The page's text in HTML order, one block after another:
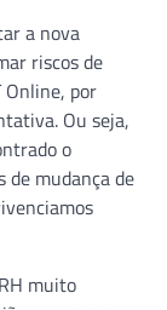
a nova
riscos de
Online, por
Ou seja,
o
de mudança de
muito